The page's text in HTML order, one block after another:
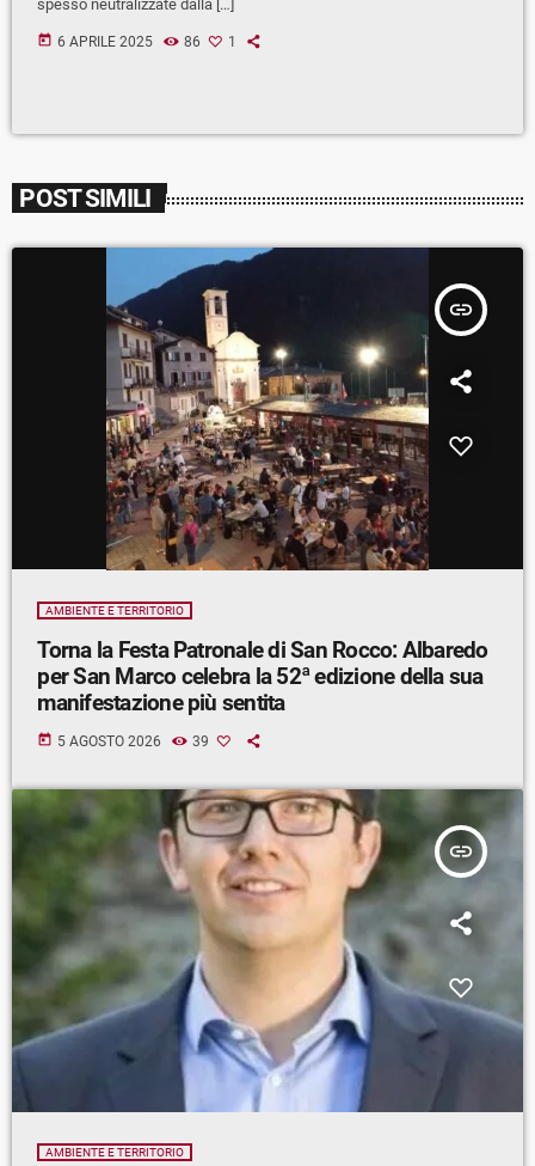
spesso neutralizzate dalla […]
today 6 APRILE 2025 86 1
POST SIMILI
insert_link
AMBIENTE E TERRITORIO
Torna la Festa Patronale di San Rocco: Albaredo
per San Marco celebra la 52ª edizione della sua
manifestazione più sentita
today 5 AGOSTO 2026 39
insert_link
AMBIENTE E TERRITORIO